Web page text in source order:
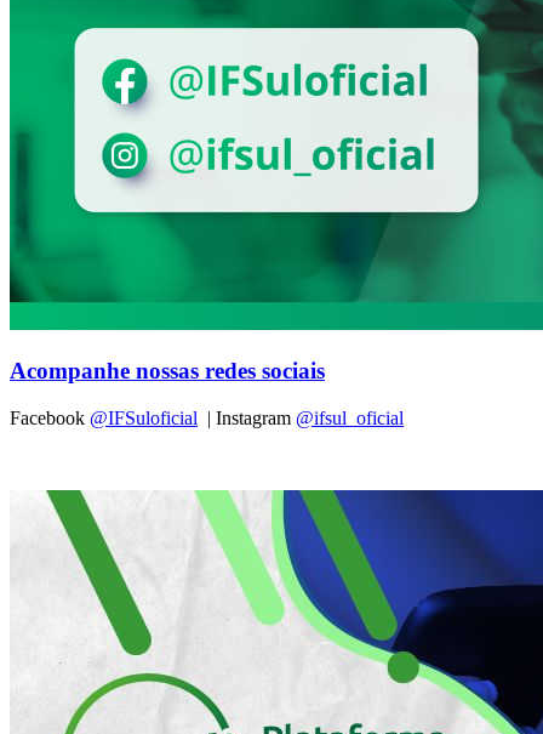
Acompanhe nossas redes sociais
Facebook @IFSuloficial | Instagram @ifsul_oficial